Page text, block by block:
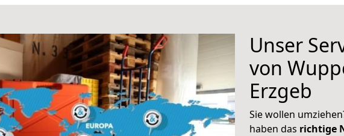
Unser
von
Erzgeb
Sie wollen
haben das richtige